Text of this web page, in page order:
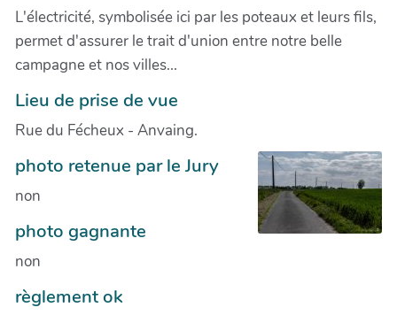
L'électricité, symbolisée ici par les poteaux et leurs fils,
permet d'assurer le trait d'union entre notre belle
campagne et nos villes...
Lieu de prise de vue
Rue du Fécheux - Anvaing.
photo retenue par le Jury
non
photo gagnante
non
règlement ok